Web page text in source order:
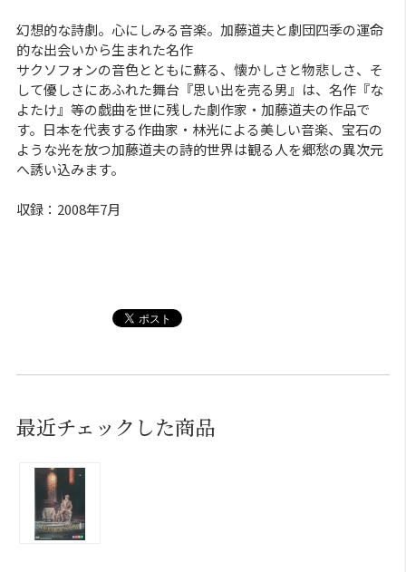
幻想的な詩劇。心にしみる音楽。加藤道夫と劇団四季の運命
的な出会いから生まれた名作
サクソフォンの音色とともに蘇る、懐かしさと物悲しさ、そ
して優しさにあふれた舞台『思い出を売る男』は、名作『な
よたけ』等の戯曲を世に残した劇作家・加藤道夫の作品で
す。日本を代表する作曲家・林光による美しい音楽、宝石の
ような光を放つ加藤道夫の詩的世界は観る人を郷愁の異次元
へ誘い込みます。
収録：2008年7月
最近チェックした商品